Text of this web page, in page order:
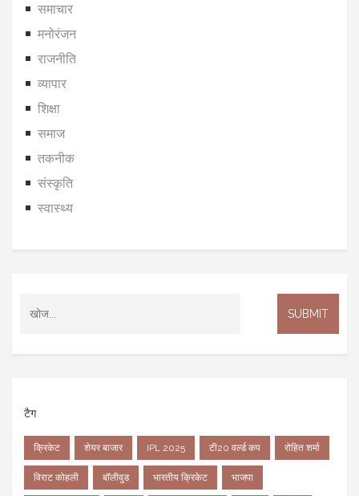
समाचार
मनोरंजन
राजनीति
व्यापार
शिक्षा
समाज
तकनीक
संस्कृति
स्वास्थ्य
टैग
क्रिकेट शेयर बाजार IPL 2025 टी20 वर्ल्ड कप रोहित शर्मा
विराट कोहली बॉलीवुड भारतीय क्रिकेट भाजपा